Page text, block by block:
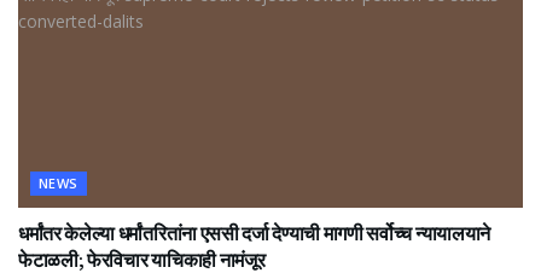
NEWS
धर्मांतर केलेल्या धर्मांतरितांना एससी दर्जा देण्याची मागणी सर्वोच्च न्यायालयाने
फेटाळली; फेरविचार याचिकाही नामंजूर